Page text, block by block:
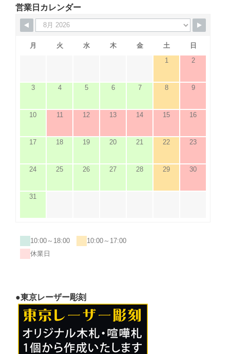
営業日カレンダー
月 火 水 木 金 土
日
1
2
3 4 5 6 7 8 9
10 11 12 13 14 15 16
17 18 19 20 21 22 23
24 25 26 27 28 29 30
31
10:00～18:00
10:00～17:00
休業日
●東京レーザー彫刻